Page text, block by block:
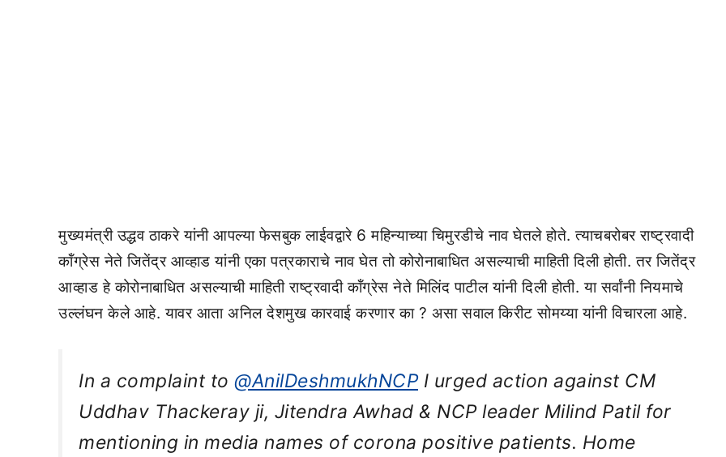
मुख्यमंत्री उद्धव ठाकरे यांनी आपल्या फेसबुक लाईवद्वारे 6 महिन्याच्या चिमुरडीचे नाव घेतले होते. त्याचबरोबर राष्ट्रवादी
कॉंग्रेस नेते जितेंद्र आव्हाड यांनी एका पत्रकाराचे नाव घेत तो कोरोनाबाधित असल्याची माहिती दिली होती. तर जितेंद्र
आव्हाड हे कोरोनाबाधित असल्याची माहिती राष्ट्रवादी कॉंग्रेस नेते मिलिंद पाटील यांनी दिली होती. या सर्वांनी नियमाचे
उल्लंघन केले आहे. यावर आता अनिल देशमुख कारवाई करणार का ? असा सवाल किरीट सोमय्या यांनी विचारला आहे.
In a complaint to @AnilDeshmukhNCP I urged action against CM
Uddhav Thackeray ji, Jitendra Awhad & NCP leader Milind Patil for
mentioning in media names of corona positive patients. Home